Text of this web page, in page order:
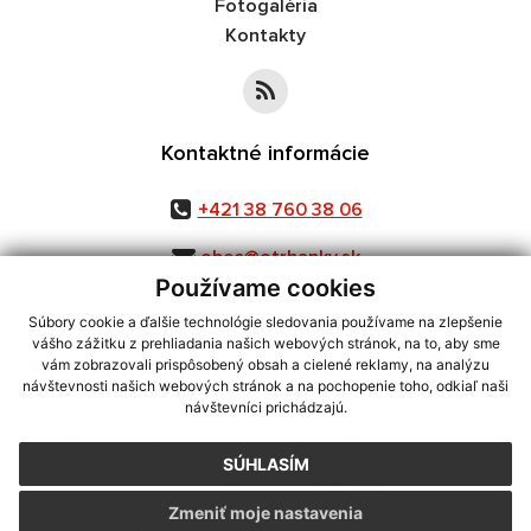
Používame cookies
Súbory cookie a ďalšie technológie sledovania používame na zlepšenie
vášho zážitku z prehliadania našich webových stránok, na to, aby sme
vám zobrazovali prispôsobený obsah a cielené reklamy, na analýzu
návštevnosti našich webových stránok a na pochopenie toho, odkiaľ naši
návštevníci prichádzajú.
SÚHLASÍM
Zmeniť moje nastavenia
Fotogaléria
Kontakty
Kontaktné informácie
+421 38 760 38 06
obec@otrhanky.sk
využite možnosť získavania aktuálnych informácií s využitím RSS
CMS systém (redakčný) systém ECHELON 2,Mapa stránok,web portál
webex.digital, s.r.o.,domény,registrácia domény
Posledná aktualizácia:05.08.2026
Vytlačiť stránku|Vyhlásenie o prístupnosti